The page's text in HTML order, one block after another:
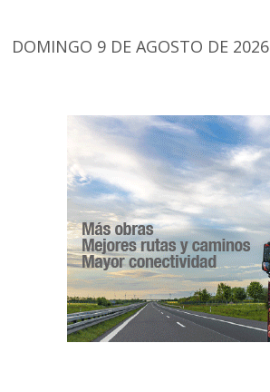
DOMINGO 9 DE AGOSTO DE 2026